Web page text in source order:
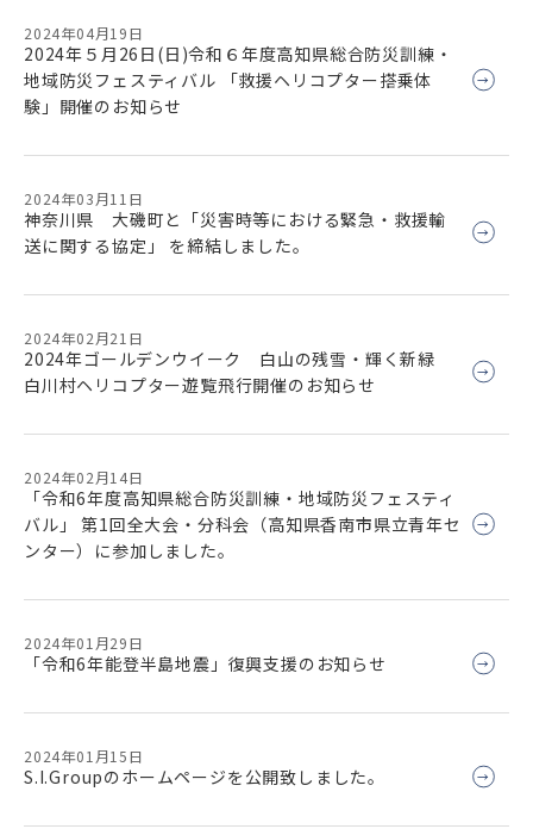
2024年04月19日
2024年５月26日(日)令和６年度高知県総合防災訓練・
地域防災フェスティバル 「救援ヘリコプター搭乗体
験」開催のお知らせ
2024年03月11日
神奈川県 大磯町と「災害時等における緊急・救援輸
送に関する協定」 を締結しました。
2024年02月21日
2024年ゴールデンウイーク 白山の残雪・輝く新緑
白川村ヘリコプター遊覧飛行開催のお知らせ
2024年02月14日
「令和6年度高知県総合防災訓練・地域防災フェスティ
バル」 第1回全大会・分科会（高知県香南市県立青年セ
ンター）に参加しました。
2024年01月29日
「令和6年能登半島地震」復興支援のお知らせ
2024年01月15日
S.I.Groupのホームページを公開致しました。